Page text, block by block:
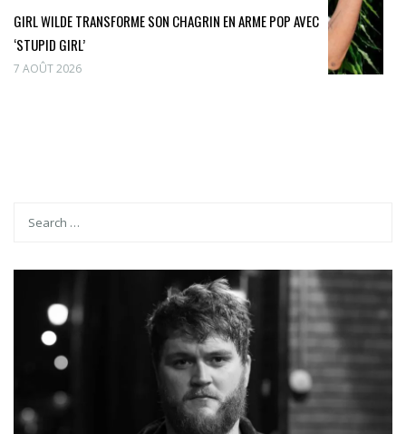
GIRL WILDE TRANSFORME SON CHAGRIN EN ARME POP AVEC
‘STUPID GIRL’
7 AOÛT 2026